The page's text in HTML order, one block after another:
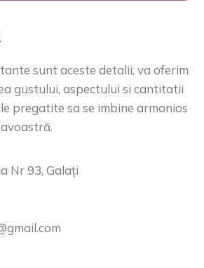
sunt aceste detalii, va oferim
gustului, aspectului si cantitatii
pregatite sa se imbine armonios
Nr 93, Galați